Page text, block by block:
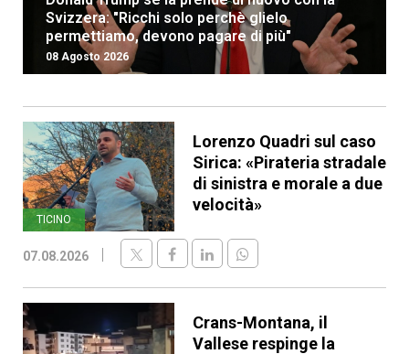
Svizzera: "Ricchi solo perchè glielo
permettiamo, devono pagare di più"
08 Agosto 2026
TICINO
Lorenzo Quadri sul caso
Sirica: «Pirateria stradale
di sinistra e morale a due
velocità»
07.08.2026
Crans-Montana, il
Vallese respinge la